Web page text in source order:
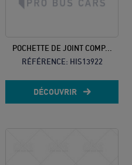
POCHETTE DE JOINT COMP...
RÉFÉRENCE: HIS13922
DÉCOUVRIR